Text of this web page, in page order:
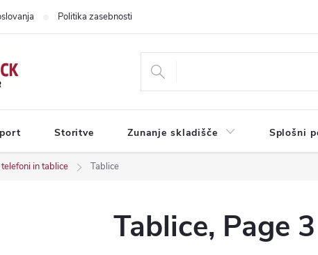
Politika zasebnosti
Storitve Zunanje skladišče Splošni
in tablice Tablice
Tablice, Page 3